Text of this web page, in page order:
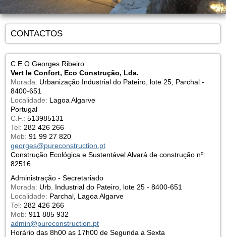
CONTACTOS
C.E.O Georges Ribeiro
Vert le Confort, Eco Construção, Lda.
Morada: Urbanização Industrial do Pateiro, lote 25, Parchal -
8400-651
Localidade: Lagoa Algarve
Portugal
C.F.: 513985131
Tel: 282 426 266
Mob: 91 99 27 820
georges@pureconstruction.pt
Construção Ecológica e Sustentável Alvará de construção nº:
82516
Administração - Secretariado
Morada: Urb. Industrial do Pateiro, lote 25 - 8400-651
Localidade: Parchal, Lagoa Algarve
Tel: 282 426 266
Mob: 911 885 932
admin@pureconstruction.pt
Horário das 8h00 as 17h00 de Segunda a Sexta